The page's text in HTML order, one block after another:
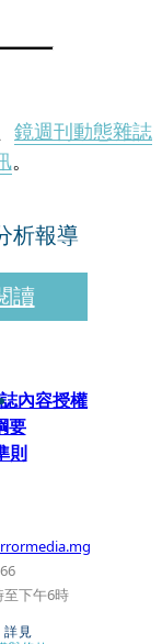
鏡週刊動態雜誌
。
析報導
讀
內容授權
要
則
下午6時
詳見